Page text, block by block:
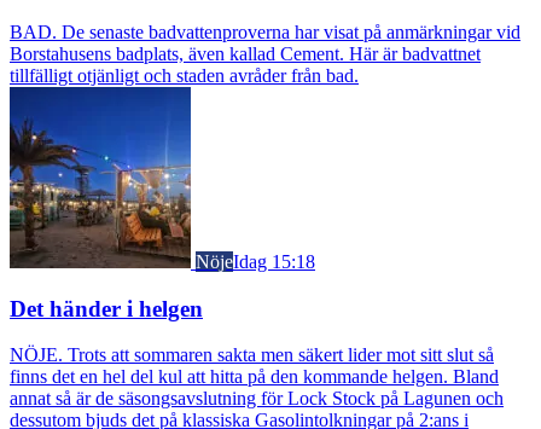
BAD. De senaste badvattenproverna har visat på anmärkningar vid
Borstahusens badplats, även kallad Cement. Här är badvattnet
tillfälligt otjänligt och staden avråder från bad.
NöjeIdag 15:18
Det händer i helgen
NÖJE. Trots att sommaren sakta men säkert lider mot sitt slut så
finns det en hel del kul att hitta på den kommande helgen. Bland
annat så är de säsongsavslutning för Lock Stock på Lagunen och
dessutom bjuds det på klassiska Gasolintolkningar på 2:ans i